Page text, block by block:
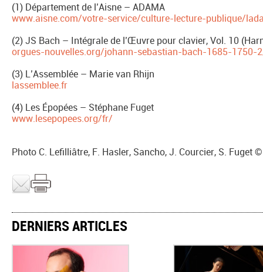
(1) Département de l’Aisne – ADAMA
www.aisne.com/votre-service/culture-lecture-publique/
(2) JS Bach – Intégrale de l’Œuvre pour clavier, Vol. 10
orgues-nouvelles.org/johann-sebastian-bach-1685-1750-
(3) L’Assemblée – Marie van Rhijn
lassemblee.fr
(4) Les Épopées – Stéphane Fuget
www.lesepopees.org/fr/
Photo C. Lefilliâtre, F. Hasler, Sancho, J. Courcier, S. Fuget
DERNIERS ARTICLES